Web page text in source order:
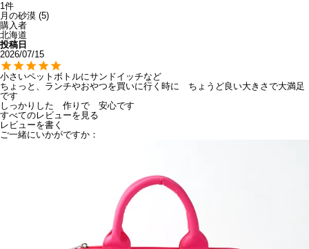
1
月の砂漠 5
購入者
北海道
投稿日
2026/07/15
小さいペットボトルにサンドイッチなど
ちょっと、ランチやおやつを買いに行く時に　ちょうど良い大きさで大満足
です
しっかりした　作りで　安心です
すべてのレビューを見る
レビューを書く
ご一緒にいかがですか：